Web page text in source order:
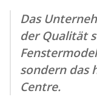
Das
der Qualität
sondern das
Centre.